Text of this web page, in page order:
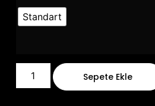
Standart
Sepete Ekle